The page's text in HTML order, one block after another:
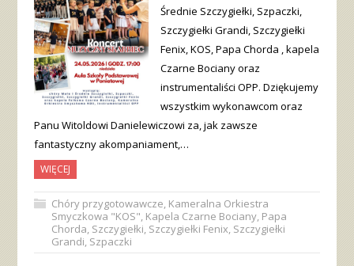
Średnie Szczygiełki, Szpaczki,
Szczygiełki Grandi, Szczygiełki
Fenix, KOS, Papa Chorda , kapela
Czarne Bociany oraz
instrumentaliści OPP. Dziękujemy
wszystkim wykonawcom oraz
Panu Witoldowi Danielewiczowi za, jak zawsze
fantastyczny akompaniament,…
WIĘCEJ
Chóry przygotowawcze, Kameralna Orkiestra
Smyczkowa "KOS", Kapela Czarne Bociany, Papa
Chorda, Szczygiełki, Szczygiełki Fenix, Szczygiełki
Grandi, Szpaczki